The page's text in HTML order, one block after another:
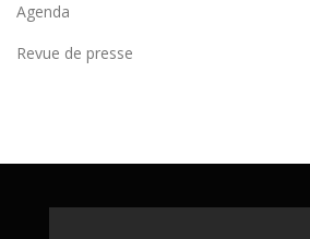
Agenda
Revue de presse